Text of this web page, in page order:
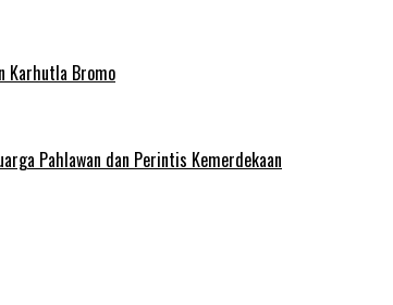
Karhutla Bromo
Pahlawan dan Perintis Kemerdekaan